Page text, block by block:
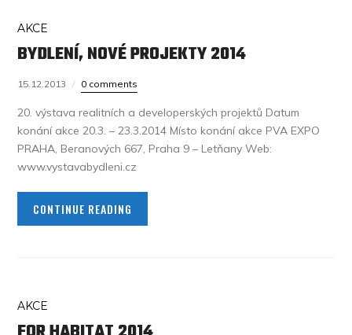
AKCE
BYDLENÍ, NOVÉ PROJEKTY 2014
15.12.2013 0 comments
20. výstava realitních a developerských projektů Datum
konání akce 20.3. – 23.3.2014 Místo konání akce PVA EXPO
PRAHA, Beranových 667, Praha 9 – Letňany Web:
www.vystavabydleni.cz
CONTINUE READING
AKCE